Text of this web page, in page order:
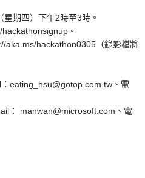
期四）下午2時至3時。
。
aka.ms/hackathon0305（錄影檔將
eating_hsu@gotop.com.tw、電
： manwan@microsoft.com、電